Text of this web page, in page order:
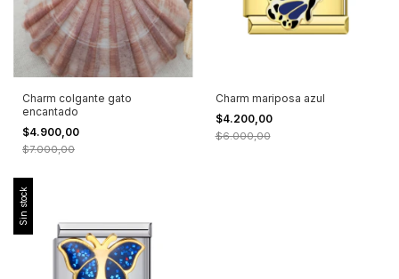
Charm colgante gato
encantado
$4.900,00
$7.000,00
Charm mariposa azul
$4.200,00
$6.000,00
Sin stock